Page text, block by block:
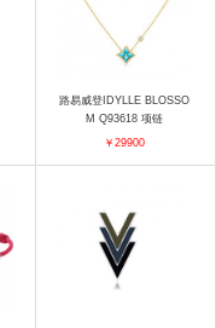
路易威登IDYLLE BLOSSO
M Q93618 项链
￥29900